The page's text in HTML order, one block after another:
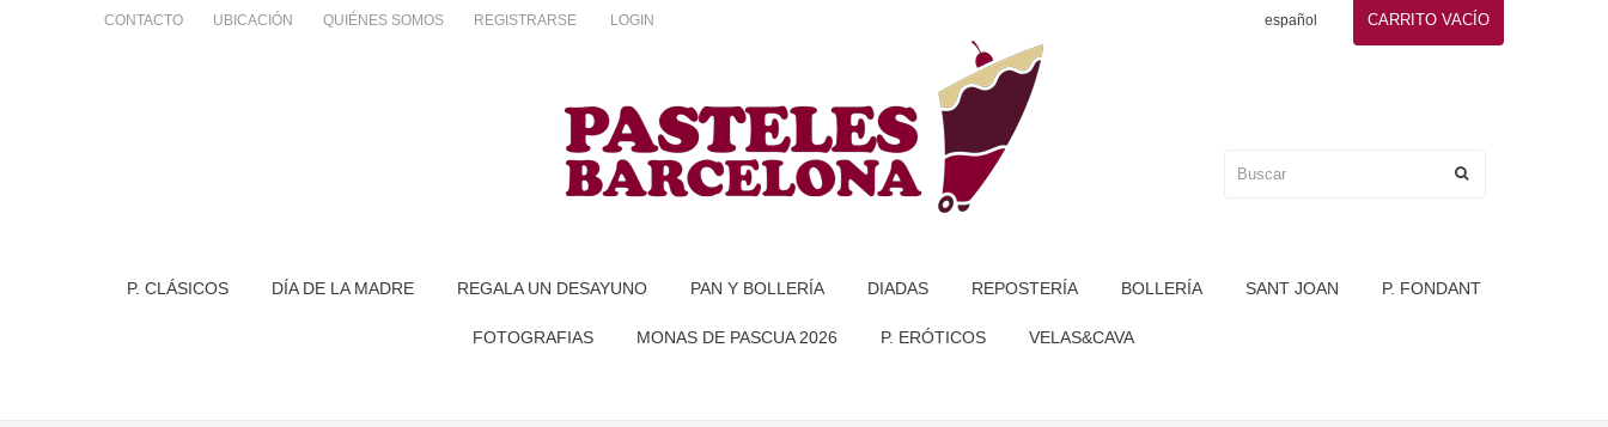
CARRITO VACÍO
español
CONTACTO UBICACIÓN QUIÉNES SOMOS REGISTRARSE LOGIN
P. CLÁSICOS DÍA DE LA MADRE REGALA UN DESAYUNO PAN Y BOLLERÍA DIADAS REPOSTERÍA BOLLERÍA SANT JOAN P. FONDANT
FOTOGRAFIAS MONAS DE PASCUA 2026 P. ERÓTICOS VELAS&CAVA